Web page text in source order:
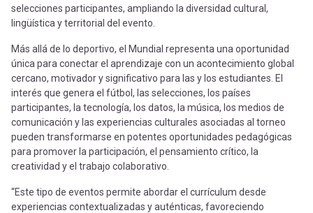
selecciones participantes, ampliando la diversidad cultural,
lingüística y territorial del evento.
Más allá de lo deportivo, el Mundial representa una oportunidad
única para conectar el aprendizaje con un acontecimiento global
cercano, motivador y significativo para las y los estudiantes. El
interés que genera el fútbol, las selecciones, los países
participantes, la tecnología, los datos, la música, los medios de
comunicación y las experiencias culturales asociadas al torneo
pueden transformarse en potentes oportunidades pedagógicas
para promover la participación, el pensamiento crítico, la
creatividad y el trabajo colaborativo.
“Este tipo de eventos permite abordar el currículum desde
experiencias contextualizadas y auténticas, favoreciendo